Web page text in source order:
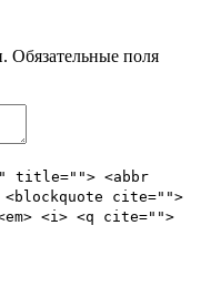
Обязательные поля
title=""> <abbr
cite="">
<i> <q cite="">